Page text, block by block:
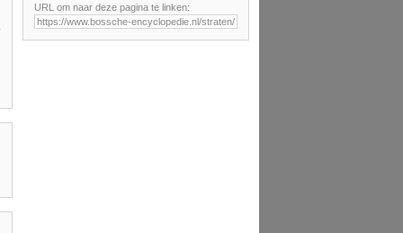
URL om naar deze pagina te linken: